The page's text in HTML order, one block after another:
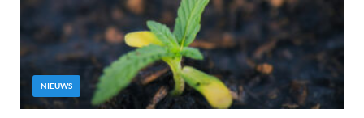
NIEUWS